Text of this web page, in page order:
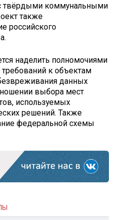
твёрдыми коммунальными
также
российского
наделить полномочиями
к объектам
данных
выбора мест
используемых
решений. Также
федеральной схемы